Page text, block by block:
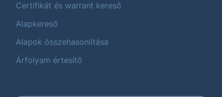
Certifikát és warrant kereső
Alapkereső
Alapok összehasonlítása
Árfolyam értesítő